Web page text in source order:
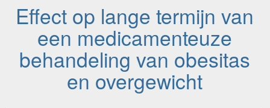
Effect op lange termijn van
een medicamenteuze
behandeling van obesitas
en overgewicht